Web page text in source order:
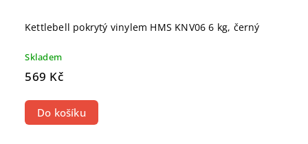
Kettlebell pokrytý vinylem HMS KNV06 6 kg, černý
Skladem
569 Kč
Do košíku